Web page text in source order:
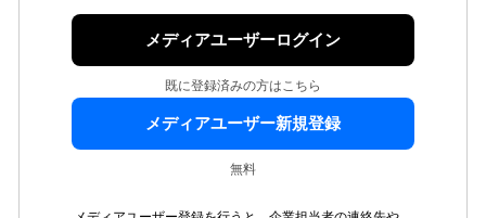
メディアユーザーログイン
既に登録済みの方はこちら
メディアユーザー新規登録
無料